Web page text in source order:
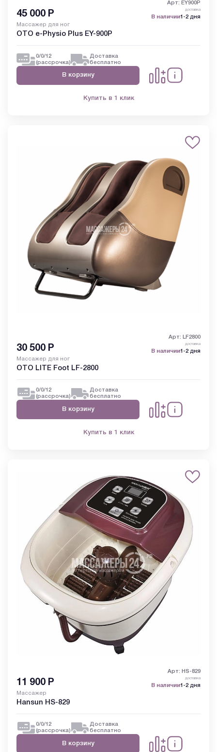
Арт: EY900P
45 000 Р доставка
В наличии1-2 дня
Массажер для ног
OTO e-Physio Plus EY-900P
0/0/12
(рассрочка)
Доставка
бесплатно
В корзину
Купить в 1 клик
Арт: LF2800
30 500 Р доставка
В наличии1-2 дня
Массажер для ног
OTO LITE Foot LF-2800
0/0/12
(рассрочка)
Доставка
бесплатно
В корзину
Купить в 1 клик
Арт: HS-829
11 900 Р доставка
В наличии1-2 дня
Массажер
Hansun HS-829
0/0/12
(рассрочка)
Доставка
бесплатно
В корзину